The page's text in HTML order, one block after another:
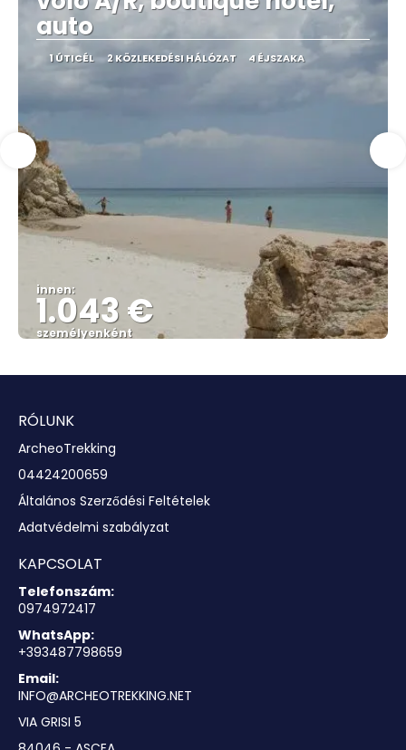
auto
1 ÚTICÉL 2 KÖZLEKEDÉSI HÁLÓZAT 4 ÉJSZAKA
innen:
1.043 €
személyenként
RÓLUNK
ArcheoTrekking
04424200659
Általános Szerződési Feltételek
Adatvédelmi szabályzat
KAPCSOLAT
Telefonszám:
0974972417
WhatsApp:
+393487798659
Email:
INFO@ARCHEOTREKKING.NET
VIA GRISI 5